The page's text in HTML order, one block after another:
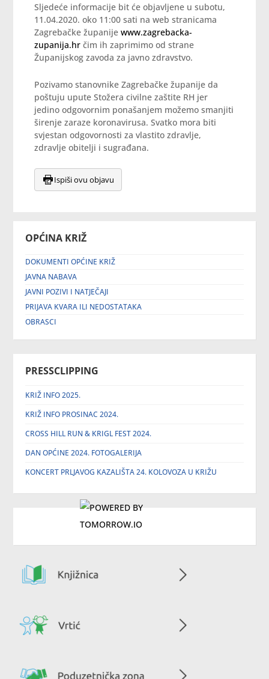
OPĆINA KRIŽ
DOKUMENTI OPĆINE KRIŽ
JAVNA NABAVA
JAVNI POZIVI I NATJEČAJI
PRIJAVA KVARA ILI NEDOSTATAKA
OBRASCI
PRESSCLIPPING
KRIŽ INFO 2025.
KRIŽ INFO PROSINAC 2024.
CROSS HILL RUN & KRIGL FEST 2024.
DAN OPĆINE 2024. FOTOGALERIJA
KONCERT PRLJAVOG KAZALIŠTA 24. KOLOVOZA U KRIŽU
Sljedeće informacije bit će objavljene u subotu,
11.04.2020. oko 11:00 sati na web stranicama
Zagrebačke županijewww.zagrebacka-
zupanija.hr čim ih zaprimimo od strane
Županijskog zavoda za javno zdravstvo.
Pozivamo stanovnike Zagrebačke županije da
poštuju upute Stožera civilne zaštite RH jer
jedino odgovornim ponašanjem možemo smanjiti
širenje zaraze koronavirusa. Svatko mora biti
svjestan odgovornosti za vlastito zdravlje,
zdravlje obitelji i sugrađana.
Ispiši ovu objavu